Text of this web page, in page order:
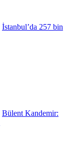
İstanbul’da 257 bin
Bülent Kandemir: